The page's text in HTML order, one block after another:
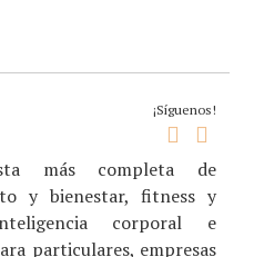
¡Síguenos!
más completa de
y bienestar, fitness y
corporal e
particulares, empresas